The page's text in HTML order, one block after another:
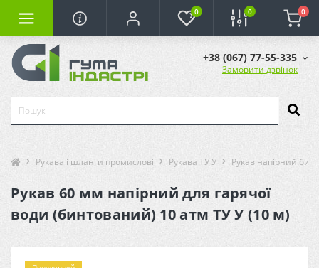
0 0 0
+38 (067) 77-55-335
Замовити дзвінок
Рукава і шланги промислові Рукава ТУ У Рукав напірний
Рукав 60 мм напірний для гарячої
води (бинтований) 10 атм ТУ У (10 м)